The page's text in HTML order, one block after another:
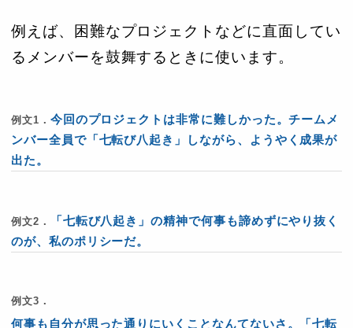
例えば、困難なプロジェクトなどに直面してい
るメンバーを鼓舞するときに使います。
例文1． 今回のプロジェクトは非常に難しかった。チームメ
ンバー全員で「七転び八起き」しながら、ようやく成果が
出た。
例文2．
「七転び八起き」の精神で何事も諦めずにやり抜く
のが、私のポリシーだ。
例文3．
何事も自分が思った通りにいくことなんてないさ。「七転